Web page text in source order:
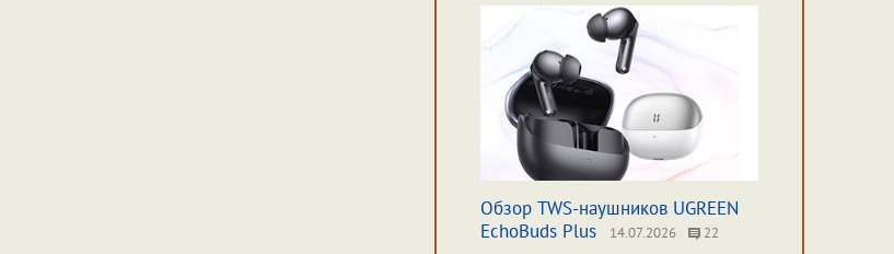
Обзор TWS-наушников UGREEN
EchoBuds Plus
14.07.2026 22